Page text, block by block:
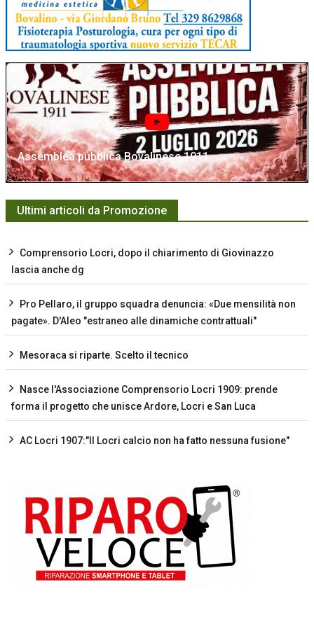
Assemblea pubblica Bovalinese 1911
Ultimi articoli da Promozione
Comprensorio Locri, dopo il chiarimento di Giovinazzo
lascia anche dg
Pro Pellaro, il gruppo squadra denuncia: «Due mensilità non
pagate». D'Aleo "estraneo alle dinamiche contrattuali"
Mesoraca si riparte. Scelto il tecnico
Nasce l'Associazione Comprensorio Locri 1909: prende
forma il progetto che unisce Ardore, Locri e San Luca
AC Locri 1907:"Il Locri calcio non ha fatto nessuna fusione"